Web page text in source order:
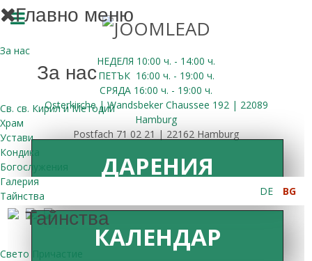
НЕДЕЛЯ 10:00 ч. - 14:00 ч.
ПЕТЪК 16:00 ч. - 19:00 ч.
СРЯДА 16:00 ч. - 19:00 ч.
Osterkirche | Wandsbeker Chaussee 192 | 22089
Hamburg
Postfach 71 02 21 | 22162 Hamburg
Главно меню
За нас
За нас
Св. св. Кирил и Методий
Храм
Устави
Кондика
Богослужения
Галерия
Тайнства
Тайнства
Свето Причастие
DE BG
ДАРЕНИЯ
КАЛЕНДАР